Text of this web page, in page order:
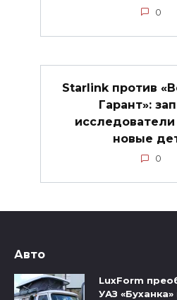
0
Starlink против
Гарант»:
новые
0
Авто
LuxForm
УАЗ «Буханка»